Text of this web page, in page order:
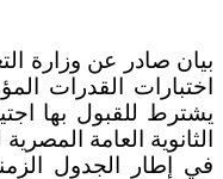
بيان صادر عن وزارة
اختبارات القدرات
يشترط للقبول بها
الثانوية العامة المصرية
في إطار الجدول